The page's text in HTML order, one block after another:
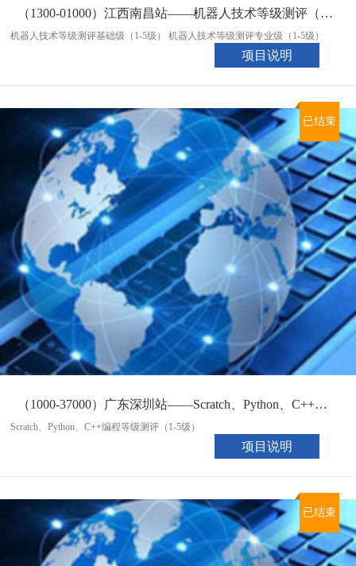
（1300-01000）江西南昌站——机器人技术等级测评（08月31日）
机器人技术等级测评基础级（1-5级） 机器人技术等级测评专业级（1-5级）
项目说明
已结束
（1000-37000）广东深圳站——Scratch、Python、C++编程等级测评（09月22日）
Scratch、Python、C++编程等级测评（1-5级）
项目说明
已结束